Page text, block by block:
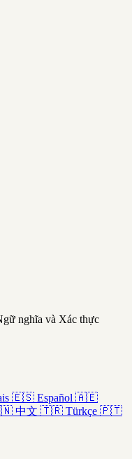
nghĩa và Xác thực
🇪🇸 Español 🇦🇪
中文 🇹🇷 Türkçe 🇵🇹